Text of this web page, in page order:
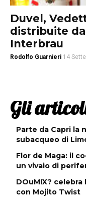
Duvel,
distribuite
Interbrau
Rodolfo Guarnieri 14
Gli
Parte da Capri la
subacqueo di
Flor de Maga: il
un vivaio di
DOuMIX? celebra
con Mojito Twist